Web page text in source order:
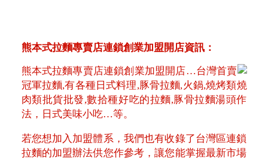
熊本式拉麵專賣店連鎖創業加盟開店資訊：
熊本式拉麵專賣店連鎖創業加盟開店…台灣首賣
冠軍拉麵,有各種日式料理,豚骨拉麵,火鍋,燒烤類燒
肉類批貨批發,數拾種好吃的拉麵,豚骨拉麵湯頭作
法，日式美味小吃…等。
若您想加入加盟體系，我們也有收錄了台灣區連鎖
拉麵的加盟辦法供您作參考，讓您能掌握最新市場